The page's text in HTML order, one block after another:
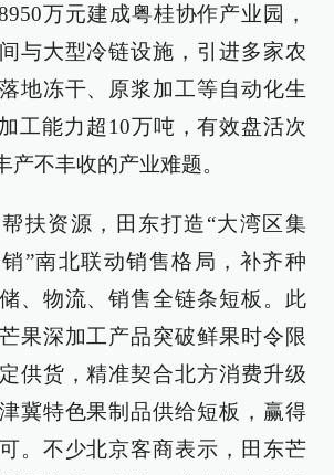
万元建成粤桂协作产业园，
与大型冷链设施，引进多家农
地冻干、原浆加工等自动化生
工能力超10万吨，有效盘活次
产不丰收的产业难题。
扶资源，田东打造“大湾区集
”南北联动销售格局，补齐种
、物流、销售全链条短板。此
果深加工产品突破鲜果时令限
供货，精准契合北方消费升级
冀特色果制品供给短板，赢得
。不少北京客商表示，田东芒